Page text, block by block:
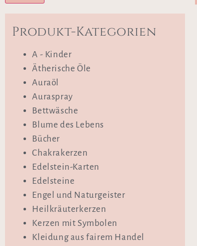
Produkt-Kategorien
A - Kinder
Ätherische Öle
Auraöl
Auraspray
Bettwäsche
Blume des Lebens
Bücher
Chakrakerzen
Edelstein-Karten
Edelsteine
Engel und Naturgeister
Heilkräuterkerzen
Kerzen mit Symbolen
Kleidung aus fairem Handel